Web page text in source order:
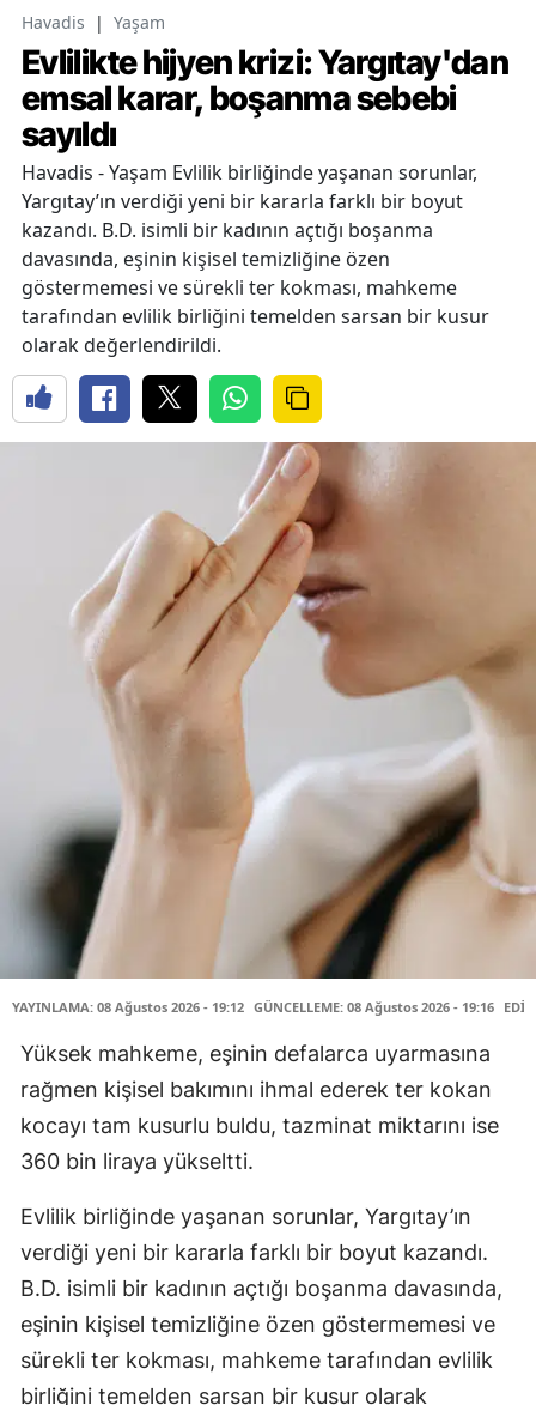
Havadis | Yaşam
Evlilikte hijyen krizi: Yargıtay'dan
emsal karar, boşanma sebebi
sayıldı
Havadis - Yaşam Evlilik birliğinde yaşanan sorunlar,
Yargıtay’ın verdiği yeni bir kararla farklı bir boyut
kazandı. B.D. isimli bir kadının açtığı boşanma
davasında, eşinin kişisel temizliğine özen
göstermemesi ve sürekli ter kokması, mahkeme
tarafından evlilik birliğini temelden sarsan bir kusur
olarak değerlendirildi.
YAYINLAMA: 08 Ağustos 2026 - 19:12 GÜNCELLEME: 08 Ağustos 2026 - 19:16
Yüksek mahkeme, eşinin defalarca uyarmasına
rağmen kişisel bakımını ihmal ederek ter kokan
kocayı tam kusurlu buldu, tazminat miktarını ise
360 bin liraya yükseltti.
Evlilik birliğinde yaşanan sorunlar, Yargıtay’ın
verdiği yeni bir kararla farklı bir boyut kazandı.
B.D. isimli bir kadının açtığı boşanma davasında,
eşinin kişisel temizliğine özen göstermemesi ve
sürekli ter kokması, mahkeme tarafından evlilik
birliğini temelden sarsan bir kusur olarak